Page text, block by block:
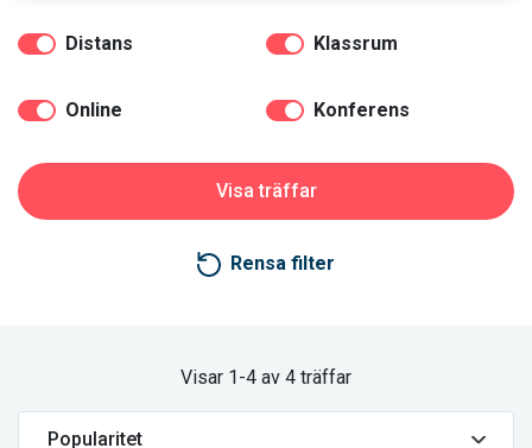
Distans Klassrum
Online Konferens
Rensa filter
Visar 1-4 av 4 träffar